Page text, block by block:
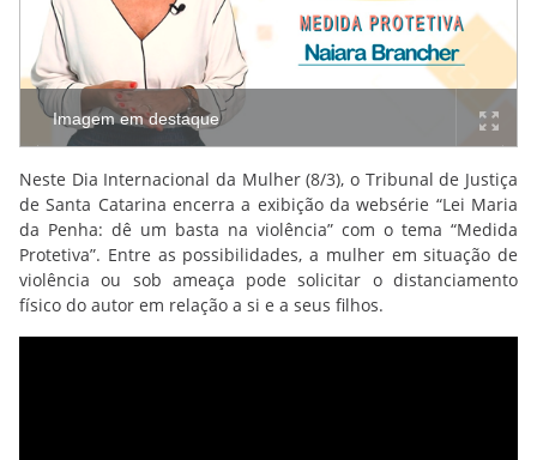
Imagem em destaque
Neste Dia Internacional da Mulher (8/3), o Tribunal de Justiça
de Santa Catarina encerra a exibição da websérie “Lei Maria
da Penha: dê um basta na violência” com o tema “Medida
Protetiva”. Entre as possibilidades, a mulher em situação de
violência ou sob ameaça pode solicitar o distanciamento
físico do autor em relação a si e a seus filhos.